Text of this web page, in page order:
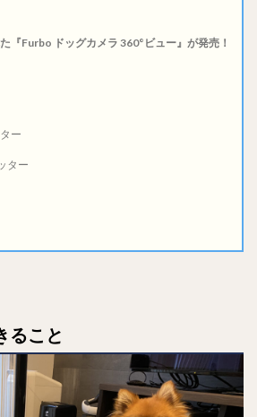
『Furbo ドッグカメラ 360°ビュー』が発売！
ー
ター
ること